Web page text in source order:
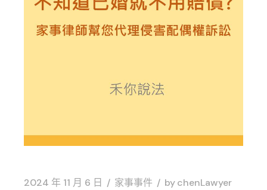
2024 年 11 月 6 日 家事事件 bychenLawyer